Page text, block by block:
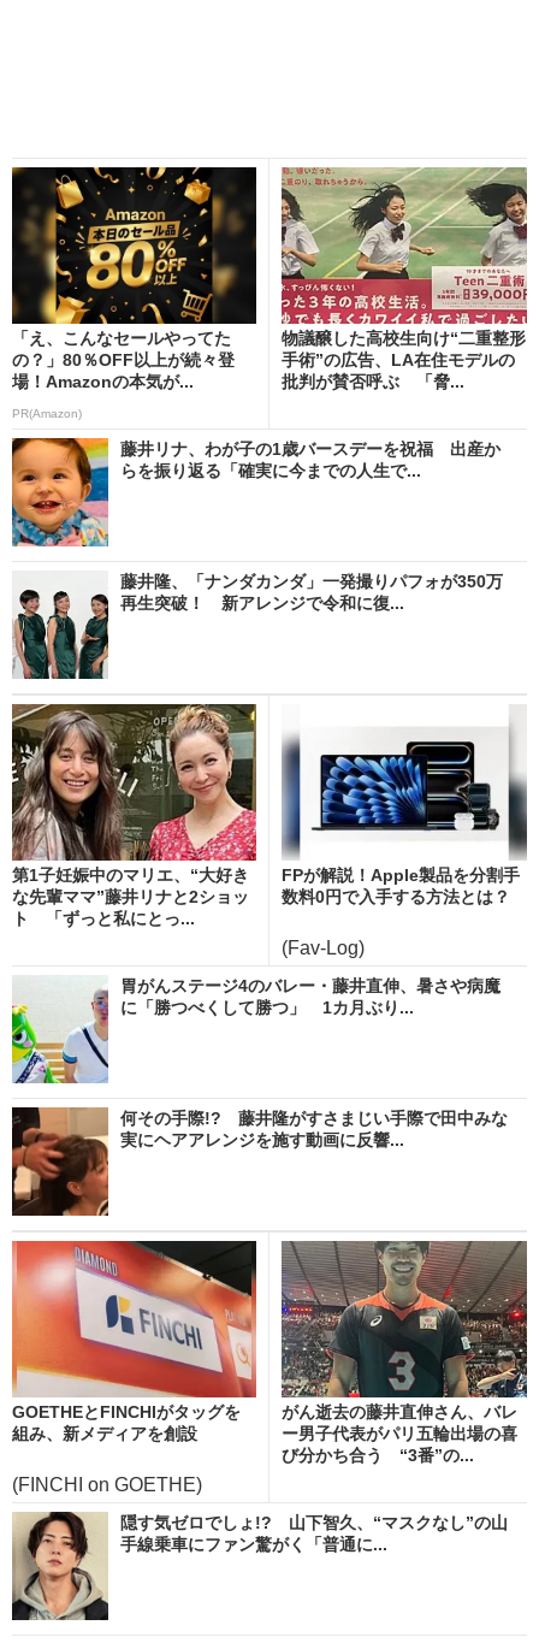
「え、こんなセールやってた
の？」80％OFF以上が続々登
場！Amazonの本気が...
PR(Amazon)
物議醸した高校生向け“二重整形
手術”の広告、LA在住モデルの
批判が賛否呼ぶ 「脅...
藤井リナ、わが子の1歳バースデーを祝福 出産か
らを振り返る「確実に今までの人生で...
藤井隆、「ナンダカンダ」一発撮りパフォが350万
再生突破！ 新アレンジで令和に復...
第1子妊娠中のマリエ、“大好き
な先輩ママ”藤井リナと2ショッ
ト 「ずっと私にとっ...
FPが解説！Apple製品を分割手
数料0円で入手する方法とは？
(Fav-Log)
胃がんステージ4のバレー・藤井直伸、暑さや病魔
に「勝つべくして勝つ」 1カ月ぶり...
何その手際!? 藤井隆がすさまじい手際で田中みな
実にヘアアレンジを施す動画に反響...
GOETHEとFINCHIがタッグを
組み、新メディアを創設
(FINCHI on GOETHE)
がん逝去の藤井直伸さん、バレ
ー男子代表がパリ五輪出場の喜
び分かち合う “3番”の...
隠す気ゼロでしょ!? 山下智久、“マスクなし”の山
手線乗車にファン驚がく「普通に...